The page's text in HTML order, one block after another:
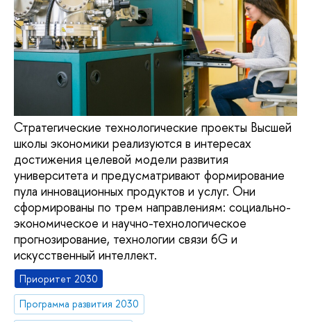
Стратегические технологические проекты Высшей
школы экономики реализуются в интересах
достижения целевой модели развития
университета и предусматривают формирование
пула инновационных продуктов и услуг. Они
сформированы по трем направлениям: социально-
экономическое и научно-технологическое
прогнозирование, технологии связи 6G и
искусственный интеллект.
Приоритет 2030
Программа развития 2030